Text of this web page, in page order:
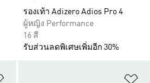
รองเท้า Adizero Adios Pro 4
ผู้หญิง Performance
16 สี
รับส่วนลดพิเศษเพิ่มอีก 30%